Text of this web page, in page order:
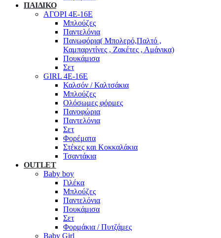
ΠΑΙΔΙΚΟ
ΑΓΟΡΙ 4Ε-16Ε
Μπλούζες
Παντελόνια
Πανωφόρια( Μπολερό,Παλτό ,
Καμπαρντίνες , Ζακέτες , Αμάνικα)
Πουκάμισα
Σετ
GIRL 4Ε-16Ε
Καλσόν / Καλτσάκια
Μπλούζες
Ολόσωμες φόρμες
Πανοφώρια
Παντελόνια
Σετ
Φορέματα
Στέκες και Κοκκαλάκια
Τσαντάκια
OUTLET
Baby boy
Γιλέκα
Μπλούζες
Παντελόνια
Πουκάμισα
Σετ
Φορμάκια / Πυτζάμες
Baby Girl